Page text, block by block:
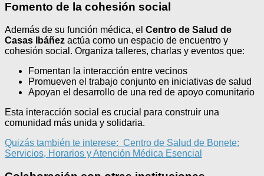
Fomento de la cohesión social
Además de su función médica, el Centro de Salud de
Casas Ibáñez actúa como un espacio de encuentro y
cohesión social. Organiza talleres, charlas y eventos que:
Fomentan la interacción entre vecinos
Promueven el trabajo conjunto en iniciativas de salud
Apoyan el desarrollo de una red de apoyo comunitario
Esta interacción social es crucial para construir una
comunidad más unida y solidaria.
Quizás también te interese: Centro de Salud de Bonete:
Servicios, Horarios y Atención Médica Esencial